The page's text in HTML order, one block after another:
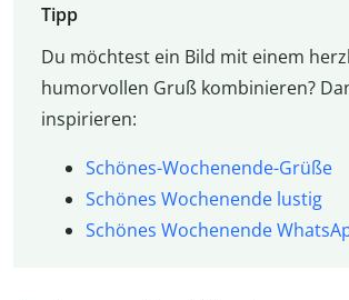
Tipp
Du möchtest ein Bild mit einem
humorvollen Gruß kombinieren?
inspirieren:
Schönes-Wochenende-Grüße
Schönes Wochenende lustig
Schönes Wochenende